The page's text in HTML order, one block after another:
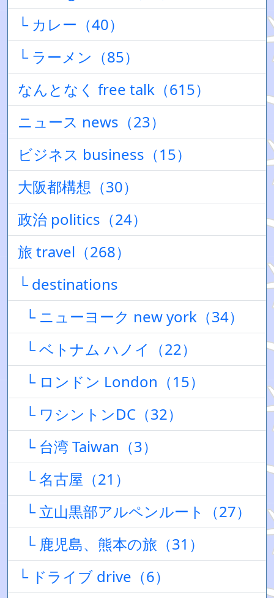
└ カレー（40）
└ ラーメン（85）
なんとなく free talk（615）
ニュース news（23）
ビジネス business（15）
大阪都構想（30）
政治 politics（24）
旅 travel（268）
└ destinations
└ ニューヨーク new york（34）
└ ベトナム ハノイ（22）
└ ロンドン London（15）
└ ワシントンDC（32）
└ 台湾 Taiwan（3）
└ 名古屋（21）
└ 立山黒部アルペンルート（27）
└ 鹿児島、熊本の旅（31）
└ ドライブ drive（6）